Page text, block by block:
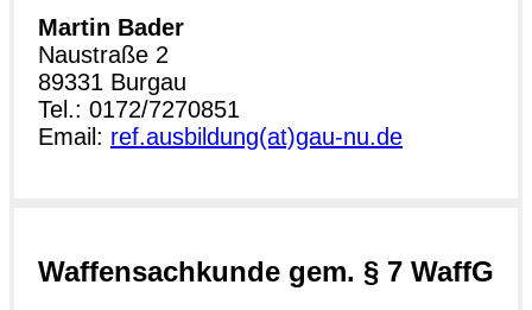
Martin Bader
Naustraße 2
89331 Burgau
Tel.: 0172/7270851
Email: ref.ausbildung(at)gau-nu.de
Waffensachkunde gem. § 7 WaffG